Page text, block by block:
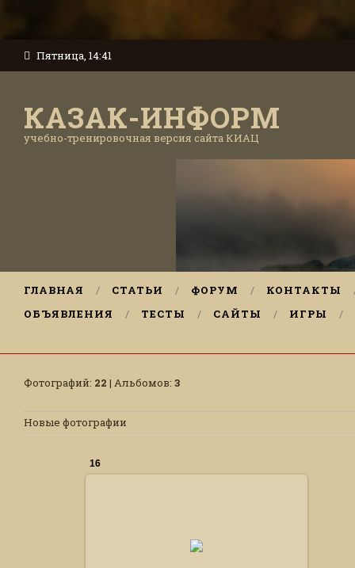
Пятница, 14:41
КАЗАК-ИНФОРМ
учебно-тренировочная версия сайта КИАЦ
ГЛАВНАЯ СТАТЬИ ФОРУМ
КОНТАКТЫ
ОБЪЯВЛЕНИЯ
ТЕСТЫ САЙТЫ ИГРЫ
Фотографий: 22 | Альбомов: 3
Новые фотографии
16